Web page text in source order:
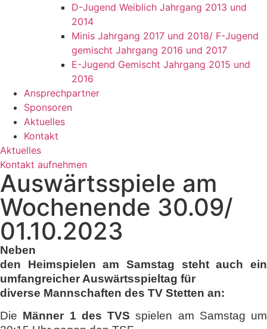
D-Jugend Weiblich Jahrgang 2013 und
2014
Minis Jahrgang 2017 und 2018/ F-Jugend
gemischt Jahrgang 2016 und 2017
E-Jugend Gemischt Jahrgang 2015 und
2016
Ansprechpartner
Sponsoren
Aktuelles
Kontakt
Aktuelles
Kontakt aufnehmen
Auswärtsspiele am
Wochenende 30.09/
01.10.2023
Neben
den Heimspielen am Samstag steht auch ein
umfangreicher Auswärtsspieltag für
diverse Mannschaften des TV Stetten an:
Die Männer 1 des TVS spielen am Samstag um